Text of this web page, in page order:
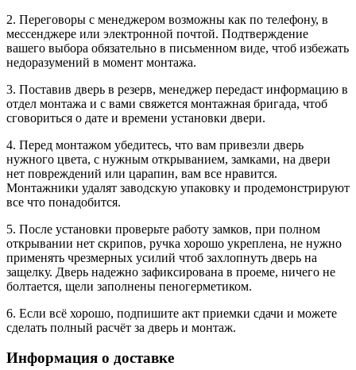
2. Переговоры с менеджером возможны как по телефону, в
мессенджере или электронной почтой. Подтверждение
вашего выбора обязательно в письменном виде, чтоб избежать
недоразумений в момент монтажа.
3. Поставив дверь в резерв, менеджер передаст информацию в
отдел монтажа и с вами свяжется монтажная бригада, чтоб
сговориться о дате и времени установки двери.
4. Перед монтажом убедитесь, что вам привезли дверь
нужного цвета, с нужным открыванием, замками, на двери
нет повреждений или царапин, вам все нравится.
Монтажники удалят заводскую упаковку и продемонстрируют
все что понадобится.
5. После установки проверьте работу замков, при полном
открывании нет скрипов, ручка хорошо укреплена, не нужно
применять чрезмерных усилий чтоб захлопнуть дверь на
защелку. Дверь надежно зафиксирована в проеме, ничего не
болтается, щели заполнены пеногерметиком.
6. Если всё хорошо, подпишите акт приемки сдачи и можете
сделать полный расчёт за дверь и монтаж.
Информация о доставке